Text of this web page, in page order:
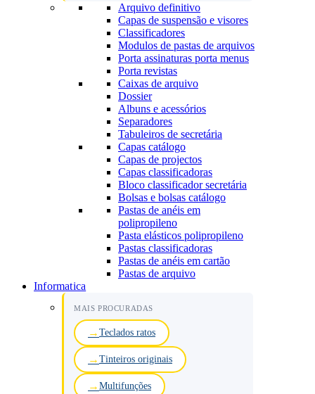
Arquivo definitivo
Capas de suspensão e visores
Classificadores
Modulos de pastas de arquivos
Porta assinaturas porta menus
Porta revistas
Caixas de arquivo
Dossier
Albuns e acessórios
Separadores
Tabuleiros de secretária
Capas catálogo
Capas de projectos
Capas classificadoras
Bloco classificador secretária
Bolsas e bolsas catálogo
Pastas de anéis em
polipropileno
Pasta elásticos polipropileno
Pastas classificadoras
Pastas de anéis em cartão
Pastas de arquivo
Informatica
MAIS PROCURADAS
Teclados ratos
Tinteiros originais
Multifunções